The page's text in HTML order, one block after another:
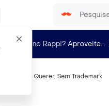
Novo no Rappi? Aproveite...
Oba Bem Querer, Sem Trademark